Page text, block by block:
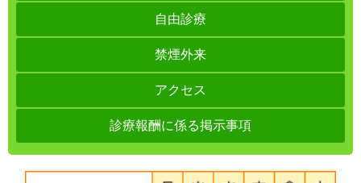
自由診療
禁煙外来
アクセス
診療報酬に係る掲示事項